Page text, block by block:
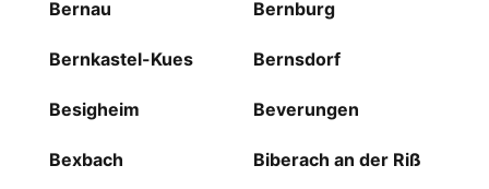
Bernau Bernburg
Bernkastel-Kues Bernsdorf
Besigheim Beverungen
Bexbach Biberach an der Riß